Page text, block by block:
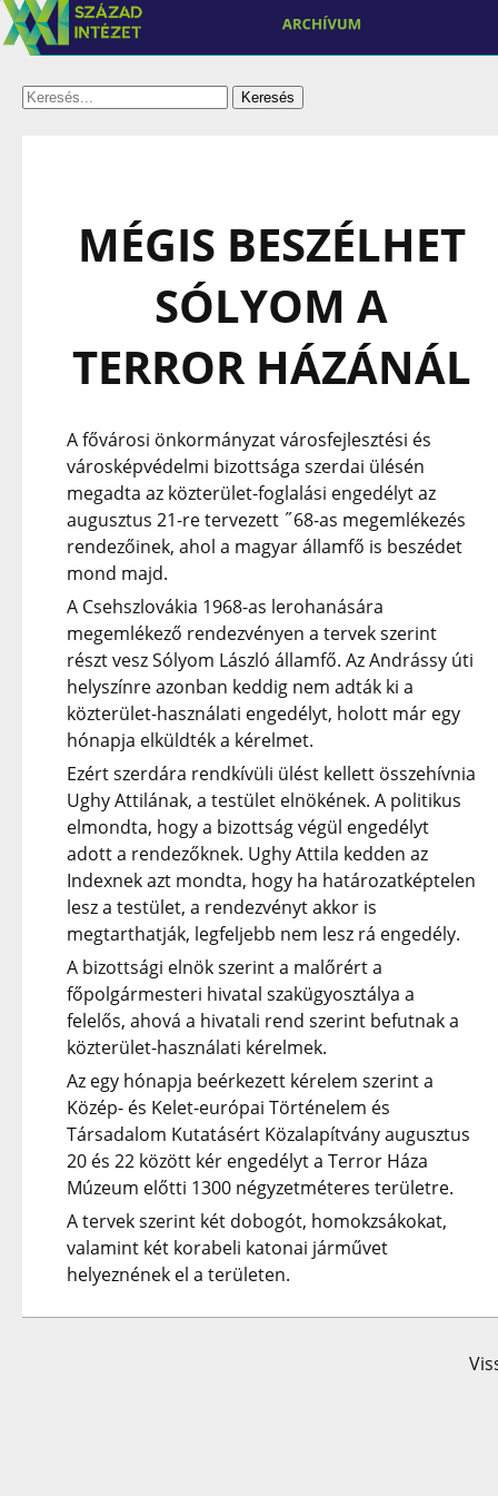
MÉGIS BESZÉLHET
SÓLYOM A
TERROR HÁZÁNÁL
A fővárosi önkormányzat városfejlesztési és
városképvédelmi bizottsága szerdai ülésén
megadta az közterület-foglalási engedélyt az
augusztus 21-re tervezett ˝68-as megemlékezés
rendezőinek, ahol a magyar államfő is beszédet
mond majd.
A Csehszlovákia 1968-as lerohanására
megemlékező rendezvényen a tervek szerint
részt vesz Sólyom László államfő. Az Andrássy úti
helyszínre azonban keddig nem adták ki a
közterület-használati engedélyt, holott már egy
hónapja elküldték a kérelmet.
Ezért szerdára rendkívüli ülést kellett összehívnia
Ughy Attilának, a testület elnökének. A politikus
elmondta, hogy a bizottság végül engedélyt
adott a rendezőknek. Ughy Attila kedden az
Indexnek azt mondta, hogy ha határozatképtelen
lesz a testület, a rendezvényt akkor is
megtarthatják, legfeljebb nem lesz rá engedély.
A bizottsági elnök szerint a malőrért a
főpolgármesteri hivatal szakügyosztálya a
felelős, ahová a hivatali rend szerint befutnak a
közterület-használati kérelmek.
Az egy hónapja beérkezett kérelem szerint a
Közép- és Kelet-európai Történelem és
Társadalom Kutatásért Közalapítvány augusztus
20 és 22 között kér engedélyt a Terror Háza
Múzeum előtti 1300 négyzetméteres területre.
A tervek szerint két dobogót, homokzsákokat,
valamint két korabeli katonai járművet
helyeznének el a területen.